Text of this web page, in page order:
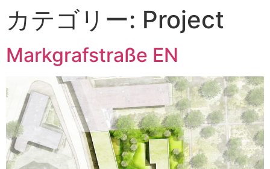
カテゴリー: Project
Markgrafstraße EN